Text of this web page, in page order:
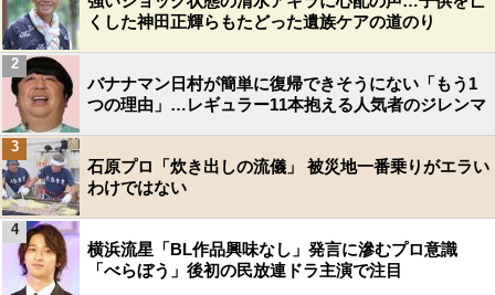
くした神田正輝らもたどった遺族ケアの道のり
バナナマン日村が簡単に復帰できそうにない「もう1
つの理由」…レギュラー11本抱える人気者のジレンマ
2
石原プロ「炊き出しの流儀」 被災地一番乗りがエラい
わけではない
3
横浜流星「BL作品興味なし」発言に滲むプロ意識
「べらぼう」後初の民放連ドラ主演で注目
4